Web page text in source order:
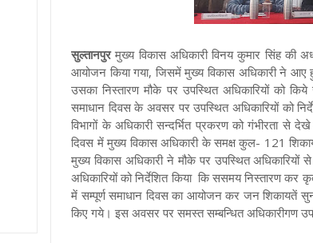
सुल्तानपुरमुख्य विकास अधिकारी विनय कुमार सिंह की
आयोजन किया गया, जिसमें मुख्य विकास अधिकारी ने आए
उसका निस्तारण मौके पर उपस्थित अधिकारियों को
समाधान दिवस के अवसर पर उपस्थित अधिकारियों को
विभागों के अधिकारी सन्दर्भित प्रकरण को गंभीरता से
दिवस में मुख्य विकास अधिकारी के समक्ष कुल- 121
मुख्य विकास अधिकारी ने मौके पर उपस्थित
अधिकारियों को निर्देशित किया कि ससमय निस्तारण
में सम्पूर्ण समाधान दिवस का आयोजन कर जन शिकायतें सुनी
किए गये। इस अवसर पर समस्त सम्बन्धित अधिकारीगण